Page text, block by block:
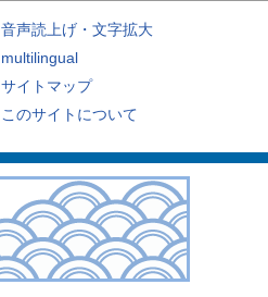
音声読上げ・文字拡大
multilingual
サイトマップ
このサイトについて